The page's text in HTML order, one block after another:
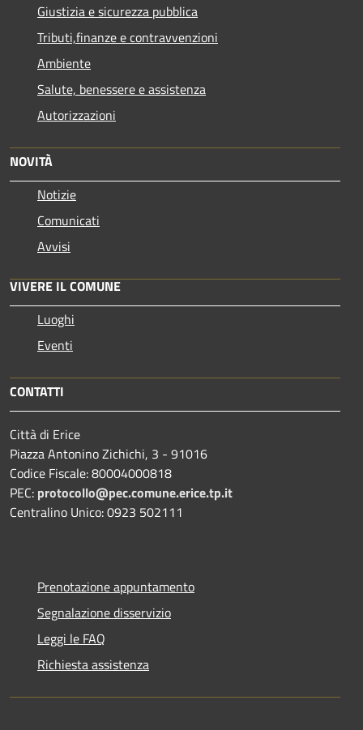
Giustizia e sicurezza pubblica
Tributi,finanze e contravvenzioni
Ambiente
Salute, benessere e assistenza
Autorizzazioni
NOVITÀ
Notizie
Comunicati
Avvisi
VIVERE IL COMUNE
Luoghi
Eventi
CONTATTI
Città di Erice
Piazza Antonino Zichichi, 3 - 91016
Codice Fiscale: 80004000818
PEC: protocollo@pec.comune.erice.tp.it
Centralino Unico: 0923 502111
Prenotazione appuntamento
Segnalazione disservizio
Leggi le FAQ
Richiesta assistenza